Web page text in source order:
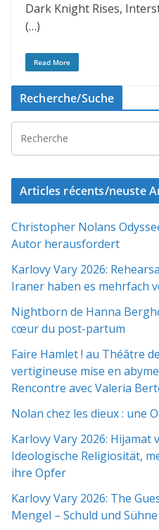
Dark Knight Rises,
(…)
Read More
Recherche/Suche
Articles récents/neuste
Christopher Nolans
Autor herausfordert
Karlovy Vary 2026:
Iraner haben es mehrfach
Nightborn de Hanna
cœur du post-partum
Faire Hamlet ! au Théâtre
vertigineuse mise en
Rencontre avec Valeria
Nolan chez les dieux : une
Karlovy Vary 2026: Hijamat
Ideologische Religiosität,
ihre Opfer
Karlovy Vary 2026: The
Mengel – Schuld und